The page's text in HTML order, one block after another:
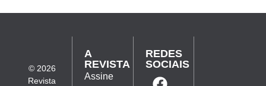
© 2026
Revista
A
REVISTA
Assine
REDES
SOCIAIS